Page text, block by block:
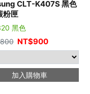
CLT-K407S 黑色
粉匣
黑色
NT$900
加入購物車